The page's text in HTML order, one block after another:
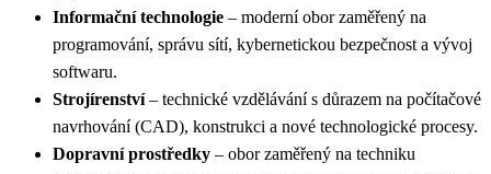
Informační technologie – moderní obor zaměřený na
programování, správu sítí, kybernetickou bezpečnost a vývoj
softwaru.
Strojírenství– technické vzdělávání s důrazem na počítačové
navrhování (CAD), konstrukci a nové technologické procesy.
Dopravní prostředky – obor zaměřený na techniku